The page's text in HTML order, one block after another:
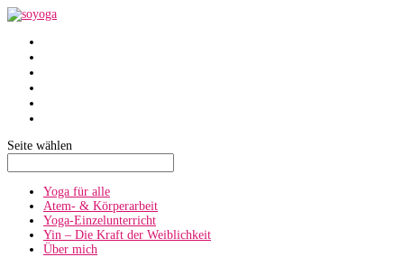
Seite wählen
Yoga für alle
Atem- & Körperarbeit
Yoga-Einzelunterricht
Yin – Die Kraft der Weiblichkeit
Über mich